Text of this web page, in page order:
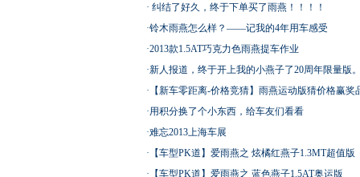
· 纠结了好久，终于下单买了雨燕！！！！
·铃木雨燕怎么样？――记我的4年用车感受
·2013款1.5AT巧克力色雨燕提车作业
·新人报道，终于开上我的小燕子了20周年限量版
· 【新车零距离-价格竞猜】雨燕运动版猜价格赢奖
·用积分换了个小东西，给车友们看看
·难忘2013上海车展
· 【车型PK道】爱雨燕之 炫橘红燕子1.3MT超值版
· 【车型PK道】爱雨燕之 蓝色燕子1.5AT奥运版